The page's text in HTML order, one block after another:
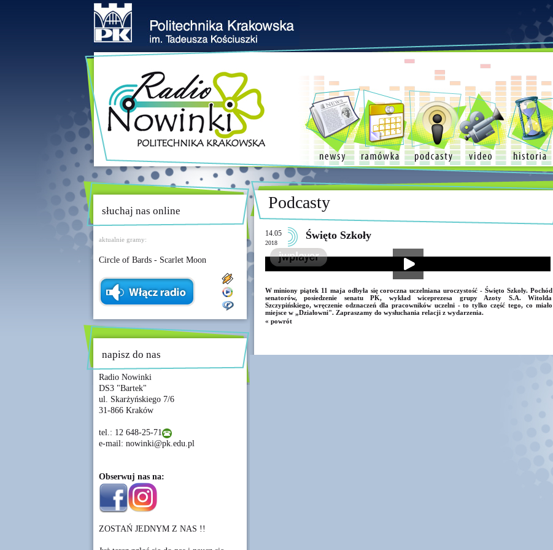
słuchaj nas online
aktualnie gramy:
Circle of Bards - Scarlet Moon
napisz do nas
Radio Nowinki
DS3 "Bartek"
ul. Skarżyńskiego 7/6
31-866 Kraków
tel.: 12 648-25-71
e-mail: nowinki@pk.edu.pl
Obserwuj nas na:
ZOSTAŃ JEDNYM Z NAS !!
Podcasty
14.05
2018
Święto Szkoły
W miniony piątek 11 maja odbyła się coroczna uczelniana uroczystość - Święto Szkoły. Pochód
senatorów, posiedzenie senatu PK, wykład wiceprezesa grupy Azoty S.A. Witolda
Szczypińskiego, wręczenie odznaczeń dla pracowników uczelni - to tylko część tego, co miało
miejsce w „Działowni". Zapraszamy do wysłuchania relacji z wydarzenia.
« powrót